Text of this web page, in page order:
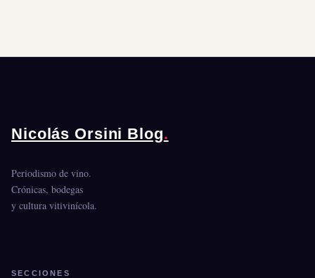
Nicolás Orsini Blog.
Periodismo de vino.
Crónicas, bodegas
y cultura vitivinícola.
SECCIONES